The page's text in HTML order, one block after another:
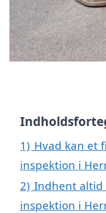
1) Hvad kan et
inspektion i
2) Indhent altid
inspektion i